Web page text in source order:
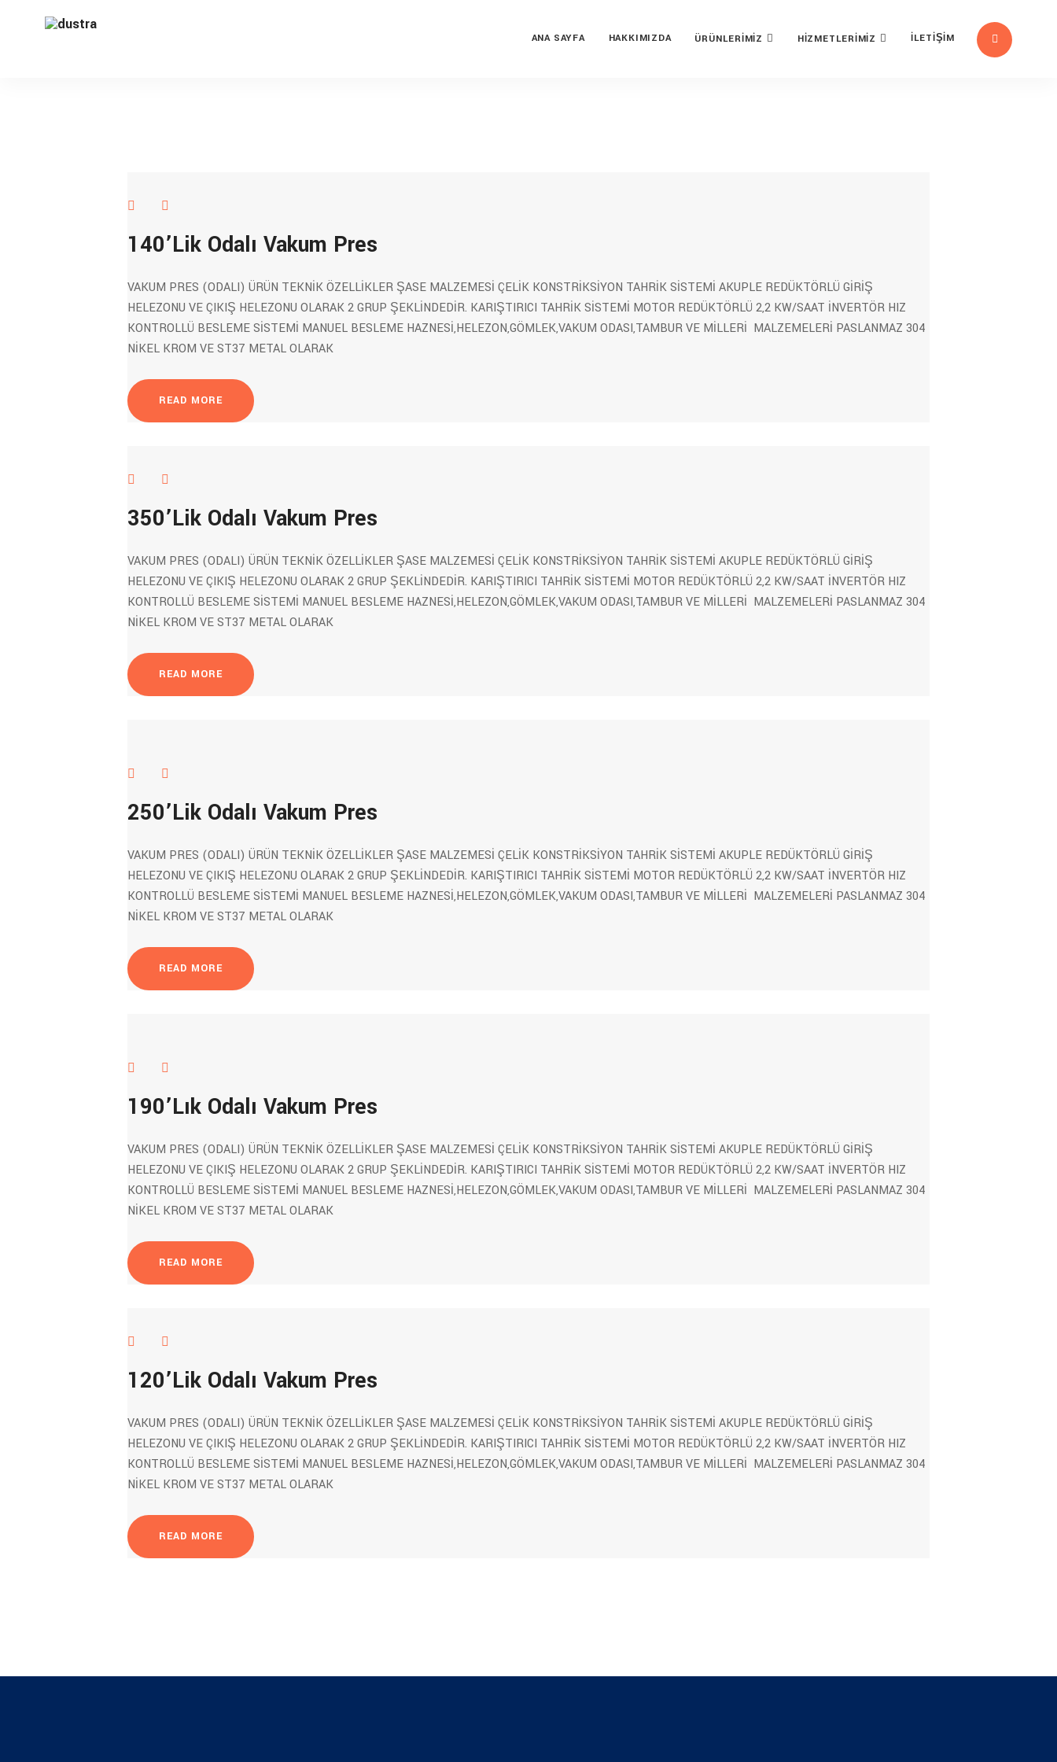
ANA SAYFA HAKKIMIZDA ÜRÜNLERİMİZ HİZMETLERİMİZ İLETİŞİM
140’Lik Odalı Vakum Pres
VAKUM PRES (ODALI) ÜRÜN TEKNİK ÖZELLİKLER ŞASE MALZEMESİ ÇELİK KONSTRİKSİYON TAHRİK SİSTEMİ AKUPLE REDÜKTÖRLÜ GİRİŞ
HELEZONU VE ÇIKIŞ HELEZONU OLARAK 2 GRUP ŞEKLİNDEDİR. KARIŞTIRICI TAHRİK SİSTEMİ MOTOR REDÜKTÖRLÜ 2,2 KW/SAAT İNVERTÖR HIZ
KONTROLLÜ BESLEME SİSTEMİ MANUEL BESLEME HAZNESİ,HELEZON,GÖMLEK,VAKUM ODASI,TAMBUR VE MİLLERİ MALZEMELERİ PASLANMAZ 304
NİKEL KROM VE ST37 METAL OLARAK
READ MORE
350’Lik Odalı Vakum Pres
VAKUM PRES (ODALI) ÜRÜN TEKNİK ÖZELLİKLER ŞASE MALZEMESİ ÇELİK KONSTRİKSİYON TAHRİK SİSTEMİ AKUPLE REDÜKTÖRLÜ GİRİŞ
HELEZONU VE ÇIKIŞ HELEZONU OLARAK 2 GRUP ŞEKLİNDEDİR. KARIŞTIRICI TAHRİK SİSTEMİ MOTOR REDÜKTÖRLÜ 2,2 KW/SAAT İNVERTÖR HIZ
KONTROLLÜ BESLEME SİSTEMİ MANUEL BESLEME HAZNESİ,HELEZON,GÖMLEK,VAKUM ODASI,TAMBUR VE MİLLERİ MALZEMELERİ PASLANMAZ 304
NİKEL KROM VE ST37 METAL OLARAK
READ MORE
250’Lik Odalı Vakum Pres
VAKUM PRES (ODALI) ÜRÜN TEKNİK ÖZELLİKLER ŞASE MALZEMESİ ÇELİK KONSTRİKSİYON TAHRİK SİSTEMİ AKUPLE REDÜKTÖRLÜ GİRİŞ
HELEZONU VE ÇIKIŞ HELEZONU OLARAK 2 GRUP ŞEKLİNDEDİR. KARIŞTIRICI TAHRİK SİSTEMİ MOTOR REDÜKTÖRLÜ 2,2 KW/SAAT İNVERTÖR HIZ
KONTROLLÜ BESLEME SİSTEMİ MANUEL BESLEME HAZNESİ,HELEZON,GÖMLEK,VAKUM ODASI,TAMBUR VE MİLLERİ MALZEMELERİ PASLANMAZ 304
NİKEL KROM VE ST37 METAL OLARAK
READ MORE
190’Lık Odalı Vakum Pres
VAKUM PRES (ODALI) ÜRÜN TEKNİK ÖZELLİKLER ŞASE MALZEMESİ ÇELİK KONSTRİKSİYON TAHRİK SİSTEMİ AKUPLE REDÜKTÖRLÜ GİRİŞ
HELEZONU VE ÇIKIŞ HELEZONU OLARAK 2 GRUP ŞEKLİNDEDİR. KARIŞTIRICI TAHRİK SİSTEMİ MOTOR REDÜKTÖRLÜ 2,2 KW/SAAT İNVERTÖR HIZ
KONTROLLÜ BESLEME SİSTEMİ MANUEL BESLEME HAZNESİ,HELEZON,GÖMLEK,VAKUM ODASI,TAMBUR VE MİLLERİ MALZEMELERİ PASLANMAZ 304
NİKEL KROM VE ST37 METAL OLARAK
READ MORE
120’Lik Odalı Vakum Pres
VAKUM PRES (ODALI) ÜRÜN TEKNİK ÖZELLİKLER ŞASE MALZEMESİ ÇELİK KONSTRİKSİYON TAHRİK SİSTEMİ AKUPLE REDÜKTÖRLÜ GİRİŞ
HELEZONU VE ÇIKIŞ HELEZONU OLARAK 2 GRUP ŞEKLİNDEDİR. KARIŞTIRICI TAHRİK SİSTEMİ MOTOR REDÜKTÖRLÜ 2,2 KW/SAAT İNVERTÖR HIZ
KONTROLLÜ BESLEME SİSTEMİ MANUEL BESLEME HAZNESİ,HELEZON,GÖMLEK,VAKUM ODASI,TAMBUR VE MİLLERİ MALZEMELERİ PASLANMAZ 304
NİKEL KROM VE ST37 METAL OLARAK
READ MORE